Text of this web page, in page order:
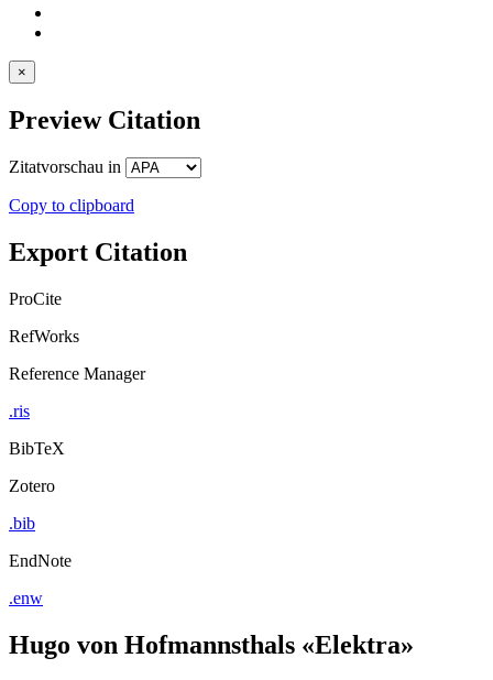
×
Preview Citation
Zitatvorschau in
Copy to clipboard
Export Citation
ProCite
RefWorks
Reference Manager
.ris
BibTeX
Zotero
.bib
EndNote
.enw
Hugo von Hofmannsthals «Elektra»